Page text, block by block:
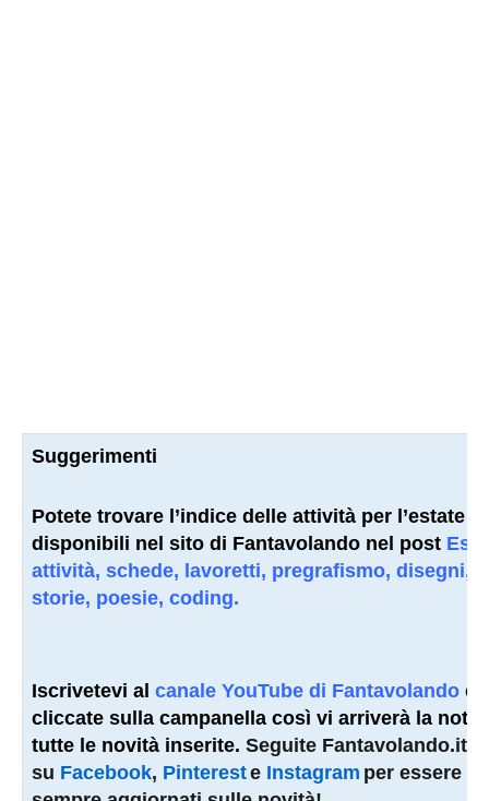
Suggerimenti
Potete trovare l’indice delle attività per l’estate
disponibili nel sito di Fantavolando nel post
attività, schede, lavoretti, pregrafismo, disegni,
storie, poesie, coding.
Iscrivetevi al canale YouTube di Fantavolando e
cliccate sulla campanella così vi arriverà la
tutte le novità inserite. Seguite Fantavolando.it
su Facebook, Pintereste Instagram per essere